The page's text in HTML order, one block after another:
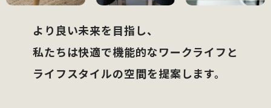
より良い未来を目指し、
私たちは快適で機能的なワークライフと
ライフスタイルの空間を提案します。